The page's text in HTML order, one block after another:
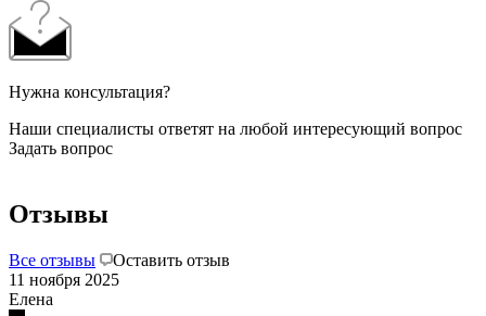
Нужна консультация?
Наши специалисты ответят на любой интересующий вопрос
Задать вопрос
Отзывы
Все отзывы
Оставить отзыв
11 ноября 2025
Елена